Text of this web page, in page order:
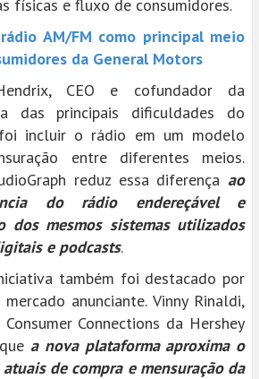
físicas e fluxo de consumidores.
AM/FM como principal meio
da General Motors
CEO e cofundador da
das principais dificuldades do
incluir o rádio em um modelo
entre diferentes meios.
reduz essa diferença ao
do rádio endereçável e
dos mesmos sistemas utilizados
e podcasts.
também foi destacado por
anunciante. Vinny Rinaldi,
Connections da Hershey
a nova plataforma aproxima o
de compra e mensuração da